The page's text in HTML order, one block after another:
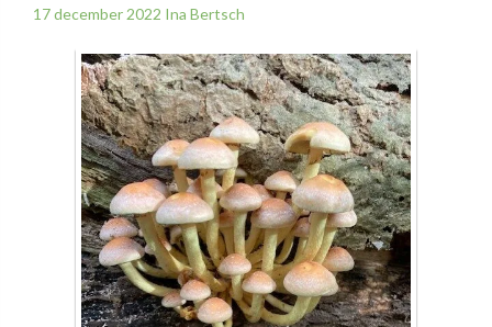
17 december 2022 Ina Bertsch